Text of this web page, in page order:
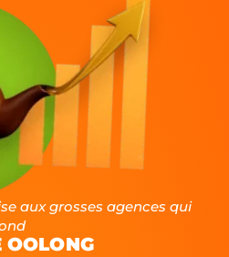
aux grosses agences qui
OOLONG